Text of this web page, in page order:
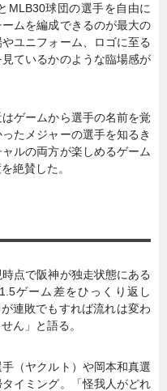
MLB30球団の選手を自由に
ムを編成できるのが最大の
ユニフォーム、ロゴに至る
ているかのような臨場感が
ゲームから選手の名前を覚
たメジャーの選手を知るき
ルの両方が楽しめるゲーム
絶賛した。
点で阪神が独走状態にある
ゲーム差をひっくり返し
連敗でもすれば流れは変わ
ん」と語る。
（ヤクルト）や岡本和真選
イミング。「怪我人がどれ